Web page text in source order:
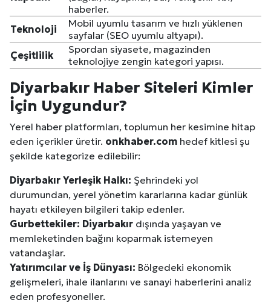
haberler.
Teknoloji
Mobil uyumlu tasarım ve hızlı yüklenen
sayfalar (SEO uyumlu altyapı).
Çeşitlilik
Spordan siyasete, magazinden
teknolojiye zengin kategori yapısı.
Diyarbakır Haber Siteleri Kimler
İçin Uygundur?
Yerel haber platformları, toplumun her kesimine hitap
eden içerikler üretir. onkhaber.com hedef kitlesi şu
şekilde kategorize edilebilir:
Diyarbakır Yerleşik Halkı: Şehrindeki yol
durumundan, yerel yönetim kararlarına kadar günlük
hayatı etkileyen bilgileri takip edenler.
Gurbettekiler: Diyarbakır dışında yaşayan ve
memleketinden bağını koparmak istemeyen
vatandaşlar.
Yatırımcılar ve İş Dünyası: Bölgedeki ekonomik
gelişmeleri, ihale ilanlarını ve sanayi haberlerini analiz
eden profesyoneller.